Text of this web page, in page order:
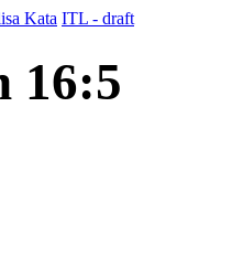
Kata ITL - draft
16:5